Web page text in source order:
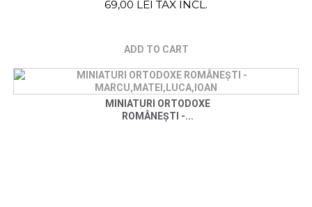
69,00 LEI TAX INCL.
ADD TO CART
MINIATURI ORTODOXE
ROMÂNEȘTI -...